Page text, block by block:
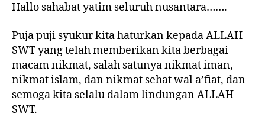
Hallo sahabat yatim seluruh nusantara…….
Puja puji syukur kita haturkan kepada ALLAH
SWT yang telah memberikan kita berbagai
macam nikmat, salah satunya nikmat iman,
nikmat islam, dan nikmat sehat wal a’fiat, dan
semoga kita selalu dalam lindungan ALLAH
SWT.